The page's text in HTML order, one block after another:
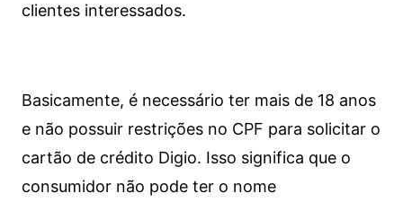
clientes interessados.
Basicamente, é necessário ter mais de 18 anos
e não possuir restrições no CPF para solicitar o
cartão de crédito Digio. Isso significa que o
consumidor não pode ter o nome